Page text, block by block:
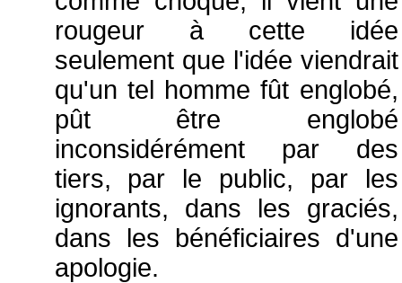
rougeur à cette idée
seulement que l'idée viendrait
qu'un tel homme fût englobé,
pût être englobé
inconsidérément par des
tiers, par le public, par les
ignorants, dans les graciés,
dans les bénéficiaires d'une
apologie.